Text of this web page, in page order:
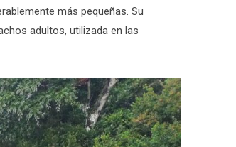
más pequeñas. Su
adultos, utilizada en las